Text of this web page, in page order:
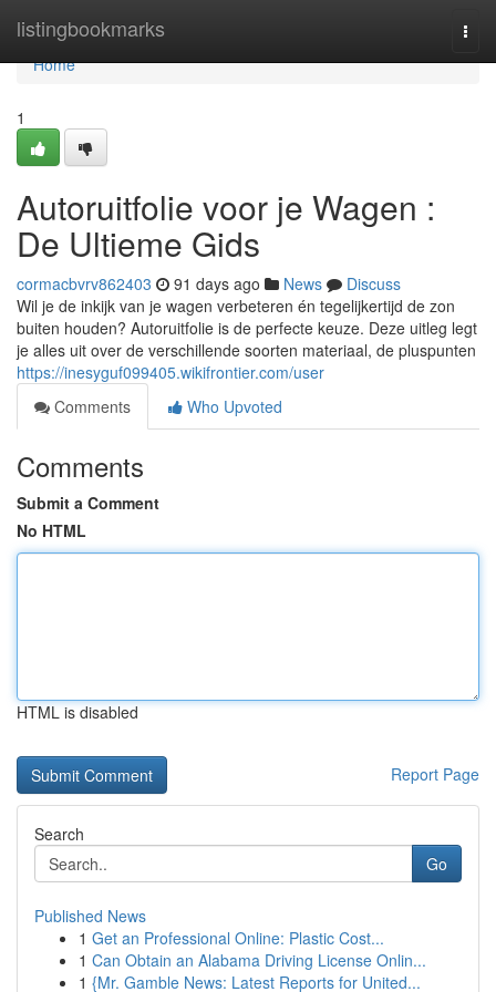
listingbookmarks
Home
Home
1
Autoruitfolie voor je Wagen :
De Ultieme Gids
cormacbvrv862403 91 days ago News
Discuss
Wil je de inkijk van je wagen verbeteren én tegelijkertijd de zon
buiten houden? Autoruitfolie is de perfecte keuze. Deze uitleg legt
je alles uit over de verschillende soorten materiaal, de pluspunten
https://inesyguf099405.wikifrontier.com/user
Comments
Who Upvoted
Comments
Submit a Comment
No HTML
HTML is disabled
Report Page
Search
Go
Published News
1 Get an Professional Online: Plastic Cost...
1 Can Obtain an Alabama Driving License Onlin...
1 {Mr. Gamble News: Latest Reports for United...